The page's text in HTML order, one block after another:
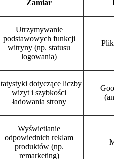
Zamiar
Utrzymywanie
podstawowych funkcji
witryny (np. statusu
logowania)
dotyczące liczby
wizyt i szybkości
ładowania strony
Wyświetlanie
odpowiednich reklam
produktów (np.
remarketing)